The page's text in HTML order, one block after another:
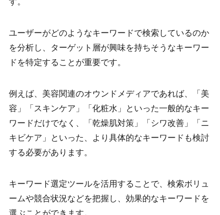
ユーザーがどのようなキーワードで検索しているのか
を分析し、ターゲット層が興味を持ちそうなキーワー
ドを特定することが重要です。
例えば、美容関連のオウンドメディアであれば、「美
容」「スキンケア」「化粧水」といった一般的なキー
ワードだけでなく、「乾燥肌対策」「シワ改善」「ニ
キビケア」といった、より具体的なキーワードも検討
する必要があります。
キーワード選定ツールを活用することで、検索ボリュ
ームや競合状況などを把握し、効果的なキーワードを